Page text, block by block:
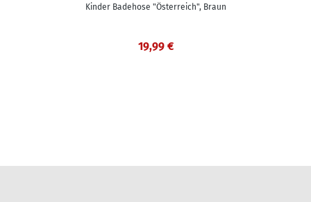
Kinder Badehose "Österreich", Braun
19,99 €